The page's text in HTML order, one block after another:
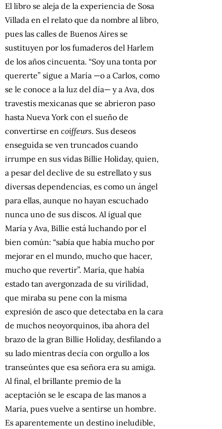
El libro se aleja de la experiencia de Sosa
Villada en el relato que da nombre al libro,
pues las calles de Buenos Aires se
sustituyen por los fumaderos del Harlem
de los años cincuenta. “Soy una tonta por
quererte” sigue a María —o a Carlos, como
se le conoce a la luz del día— y a Ava, dos
travestis mexicanas que se abrieron paso
hasta Nueva York con el sueño de
convertirse en coiffeurs. Sus deseos
enseguida se ven truncados cuando
irrumpe en sus vidas Billie Holiday, quien,
a pesar del declive de su estrellato y sus
diversas dependencias, es como un ángel
para ellas, aunque no hayan escuchado
nunca uno de sus discos. Al igual que
María y Ava, Billie está luchando por el
bien común: “sabía que había mucho por
mejorar en el mundo, mucho que hacer,
mucho que revertir”. María, que había
estado tan avergonzada de su virilidad,
que miraba su pene con la misma
expresión de asco que detectaba en la cara
de muchos neoyorquinos, iba ahora del
brazo de la gran Billie Holiday, desfilando a
su lado mientras decía con orgullo a los
transeúntes que esa señora era su amiga.
Al final, el brillante premio de la
aceptación se le escapa de las manos a
María, pues vuelve a sentirse un hombre.
Es aparentemente un destino ineludible,